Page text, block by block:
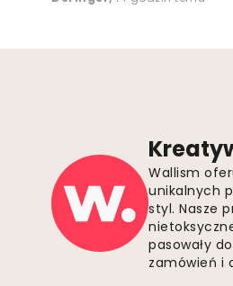
Wallism
unikalnych
styl. Nasze
pasowały
zamówień i